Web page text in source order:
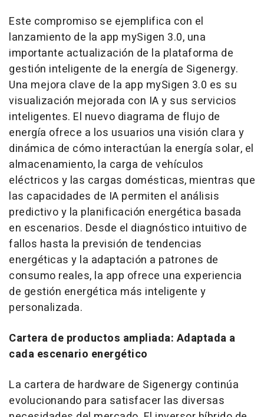
Este compromiso se ejemplifica con el
lanzamiento de la app mySigen 3.0, una
importante actualización de la plataforma de
gestión inteligente de la energía de Sigenergy.
Una mejora clave de la app mySigen 3.0 es su
visualización mejorada con IA y sus servicios
inteligentes. El nuevo diagrama de flujo de
energía ofrece a los usuarios una visión clara y
dinámica de cómo interactúan la energía solar, el
almacenamiento, la carga de vehículos
eléctricos y las cargas domésticas, mientras que
las capacidades de IA permiten el análisis
predictivo y la planificación energética basada
en escenarios. Desde el diagnóstico intuitivo de
fallos hasta la previsión de tendencias
energéticas y la adaptación a patrones de
consumo reales, la app ofrece una experiencia
de gestión energética más inteligente y
personalizada.
Cartera de productos ampliada: Adaptada a
cada escenario energético
La cartera de hardware de Sigenergy continúa
evolucionando para satisfacer las diversas